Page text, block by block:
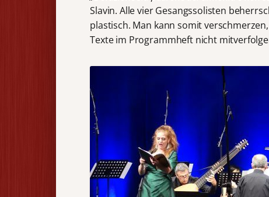
Slavin. Alle vier Gesangssolisten
plastisch. Man kann somit
Texte im Programmheft nicht